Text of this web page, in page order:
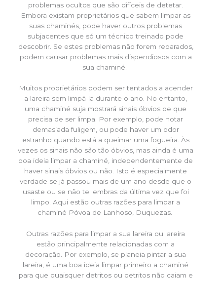
problemas ocultos que são difíceis de detetar.
Embora existam proprietários que sabem limpar as
suas chaminés, pode haver outros problemas
subjacentes que só um técnico treinado pode
descobrir. Se estes problemas não forem reparados,
podem causar problemas mais dispendiosos com a
sua chaminé.
Muitos proprietários podem ser tentados a acender
a lareira sem limpá-la durante o ano. No entanto,
uma chaminé suja mostrará sinais óbvios de que
precisa de ser limpa. Por exemplo, pode notar
demasiada fuligem, ou pode haver um odor
estranho quando está a queimar uma fogueira. Às
vezes os sinais não são tão óbvios, mas ainda é uma
boa ideia limpar a chaminé, independentemente de
haver sinais óbvios ou não. Isto é especialmente
verdade se já passou mais de um ano desde que o
usaste ou se não te lembras da última vez que foi
limpo. Aqui estão outras razões para limpar a
chaminé Póvoa de Lanhoso, Duquezas.
Outras razões para limpar a sua lareira ou lareira
estão principalmente relacionadas com a
decoração. Por exemplo, se planeia pintar a sua
lareira, é uma boa ideia limpar primeiro a chaminé
para que quaisquer detritos ou detritos não caiam e